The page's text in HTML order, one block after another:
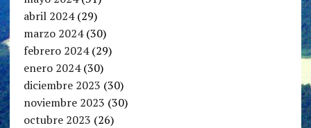
abril 2024(29)
marzo 2024(30)
febrero 2024(29)
enero 2024(30)
diciembre 2023 (30)
noviembre 2023 (30)
octubre 2023 (26)